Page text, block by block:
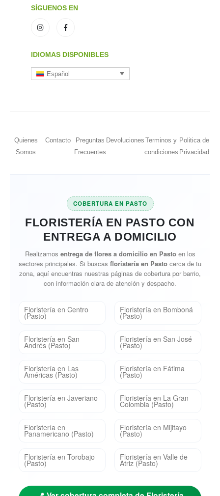
SÍGUENOS EN
IDIOMAS DISPONIBLES
Español
Quienes
Somos
Contacto
Preguntas
Frecuentes
Devoluciones Terminos y
condiciones
Politica de
Privacidad
COBERTURA EN PASTO
FLORISTERÍA EN PASTO CON
ENTREGA A DOMICILIO
Realizamos entrega de flores a domicilio en Pastoen los
sectores principales. Si buscas floristería en Pasto cerca de tu
zona, aquí encuentras nuestras páginas de cobertura por barrio,
con información clara de atención y despacho.
Floristería en Centro
(Pasto)
Floristería en Bomboná
(Pasto)
Floristería en San
Andrés (Pasto)
Floristería en San José
(Pasto)
Floristería en Las
Américas (Pasto)
Floristería en Fátima
(Pasto)
Floristería en Javeriano
(Pasto)
Floristería en La Gran
Colombia (Pasto)
Floristería en
Panamericano (Pasto)
Floristería en Mijitayo
(Pasto)
Floristería en Torobajo
(Pasto)
Floristería en Valle de
Atriz (Pasto)